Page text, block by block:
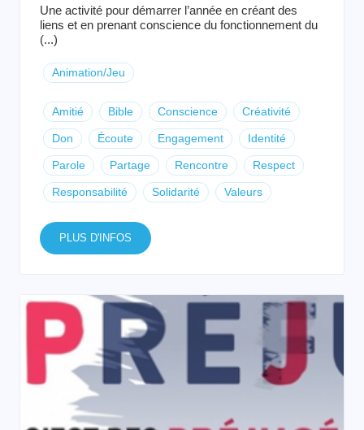
Une activité pour démarrer l’année en créant des
liens et en prenant conscience du fonctionnement du
(...)
Animation/Jeu
Amitié Bible Conscience Créativité
Don Écoute Engagement Identité
Parole Partage Rencontre Respect
Responsabilité Solidarité Valeurs
PLUS D'INFOS